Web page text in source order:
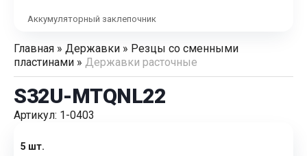
Аккумуляторный заклепочник
Главная » Державки » Резцы со сменными
пластинами » Державки расточные
S32U-MTQNL22
Артикул: 1-0403
5 шт.